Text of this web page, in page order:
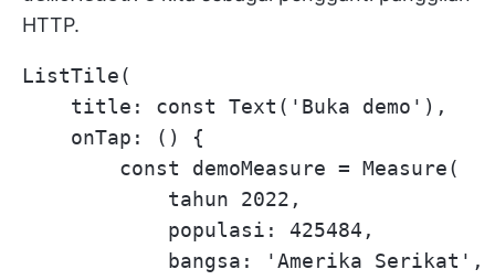
HTTP.
ListTile(
    title: const Text('Buka demo'),
    onTap: () {
        const demoMeasure = Measure(
            tahun 2022,
            populasi: 425484,
            bangsa: 'Amerika Serikat',